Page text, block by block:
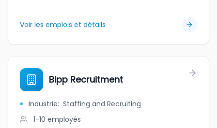
Voir les emplois et détails
Bipp Recruitment
Industrie: Staffing and Recruiting
1-10 employés